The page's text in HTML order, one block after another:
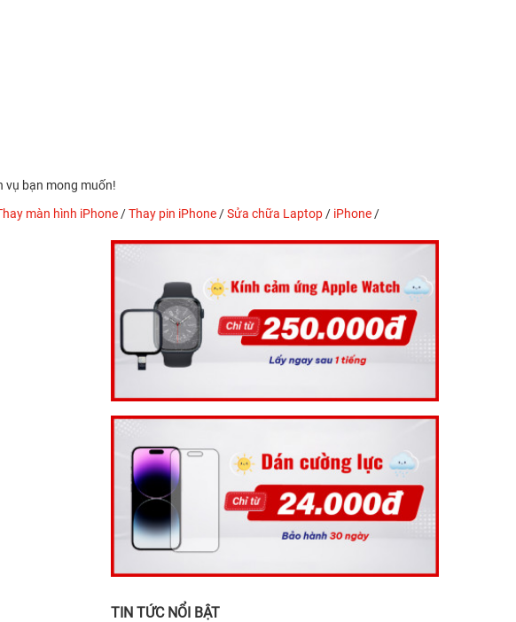
vụ bạn mong muốn!
màn hình iPhone /Thay pin iPhone /Sửa chữa Laptop / iPhone /
TIN TỨC NỔI BẬT